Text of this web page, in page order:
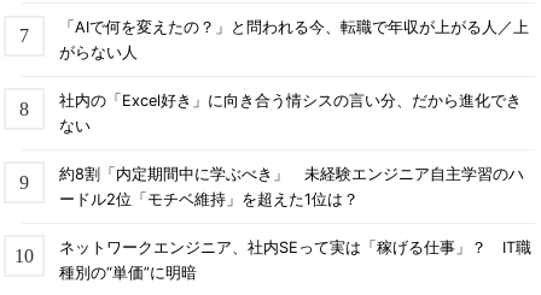
「AIで何を変えたの？」と問われる今、転職で年収が上がる人／上
がらない人
社内の「Excel好き」に向き合う情シスの言い分、だから進化でき
ない
約8割「内定期間中に学ぶべき」 未経験エンジニア自主学習のハ
ードル2位「モチベ維持」を超えた1位は？
ネットワークエンジニア、社内SEって実は「稼げる仕事」？ IT職
種別の“単価”に明暗